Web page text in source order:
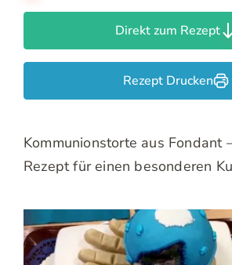
Direkt zum Rezept
Rezept Drucken
Kommunionstorte aus Fondant
Rezept für einen besonderen